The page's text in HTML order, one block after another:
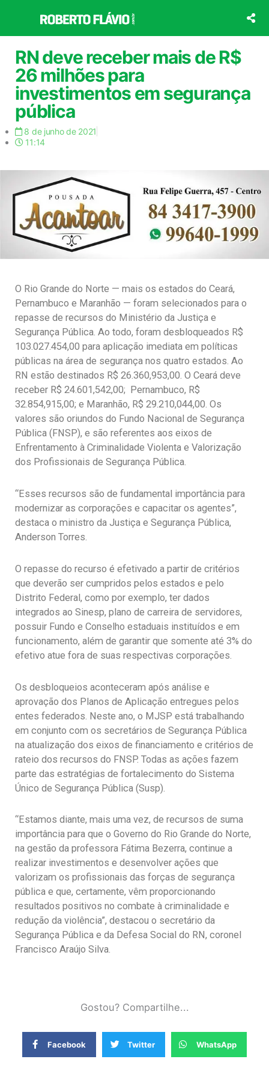
o
conteúdo
RN deve receber mais de R$
26 milhões para
investimentos em segurança
pública
8 de junho de 2021
11:14
O Rio Grande do Norte — mais os estados do Ceará,
Pernambuco e Maranhão — foram selecionados para o
repasse de recursos do Ministério da Justiça e
Segurança Pública. Ao todo, foram desbloqueados R$
103.027.454,00 para aplicação imediata em políticas
públicas na área de segurança nos quatro estados. Ao
RN estão destinados R$ 26.360,953,00. O Ceará deve
receber R$ 24.601,542,00; Pernambuco, R$
32.854,915,00; e Maranhão, R$ 29.210,044,00. Os
valores são oriundos do Fundo Nacional de Segurança
Pública (FNSP), e são referentes aos eixos de
Enfrentamento à Criminalidade Violenta e Valorização
dos Profissionais de Segurança Pública.
“Esses recursos são de fundamental importância para
modernizar as corporações e capacitar os agentes”,
destaca o ministro da Justiça e Segurança Pública,
Anderson Torres.
O repasse do recurso é efetivado a partir de critérios
que deverão ser cumpridos pelos estados e pelo
Distrito Federal, como por exemplo, ter dados
integrados ao Sinesp, plano de carreira de servidores,
possuir Fundo e Conselho estaduais instituídos e em
funcionamento, além de garantir que somente até 3% do
efetivo atue fora de suas respectivas corporações.
Os desbloqueios aconteceram após análise e
aprovação dos Planos de Aplicação entregues pelos
entes federados. Neste ano, o MJSP está trabalhando
em conjunto com os secretários de Segurança Pública
na atualização dos eixos de financiamento e critérios de
rateio dos recursos do FNSP. Todas as ações fazem
parte das estratégias de fortalecimento do Sistema
Único de Segurança Pública (Susp).
“Estamos diante, mais uma vez, de recursos de suma
importância para que o Governo do Rio Grande do Norte,
na gestão da professora Fátima Bezerra, continue a
realizar investimentos e desenvolver ações que
valorizam os profissionais das forças de segurança
pública e que, certamente, vêm proporcionando
resultados positivos no combate à criminalidade e
redução da violência”, destacou o secretário da
Segurança Pública e da Defesa Social do RN, coronel
Francisco Araújo Silva.
Gostou? Compartilhe...
Facebook Twitter WhatsApp